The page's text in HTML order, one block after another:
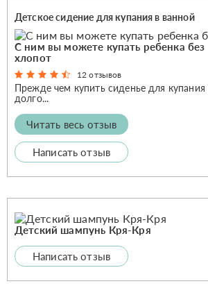
Детское сидение для купания в ванной
С ним вы можете купать ребенка без
хлопот
12 отзывов
Прежде чем купить сиденье для купания
долго...
Читать весь отзыв
Написать отзыв
Детский шампунь Кря-Кря
Написать отзыв